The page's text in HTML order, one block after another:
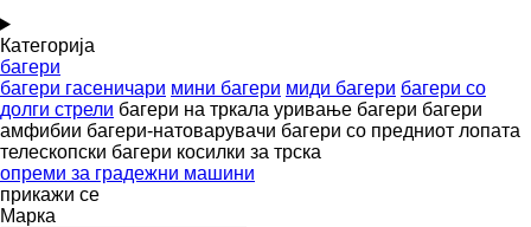
Категорија
багери
багери гасеничари мини багери миди багери багери со
долги стрели багери на тркала уривање багери багери
амфибии багери-натоварувачи багери со предниот лопата
телескопски багери косилки за трска
опреми за градежни машини
прикажи се
Марка